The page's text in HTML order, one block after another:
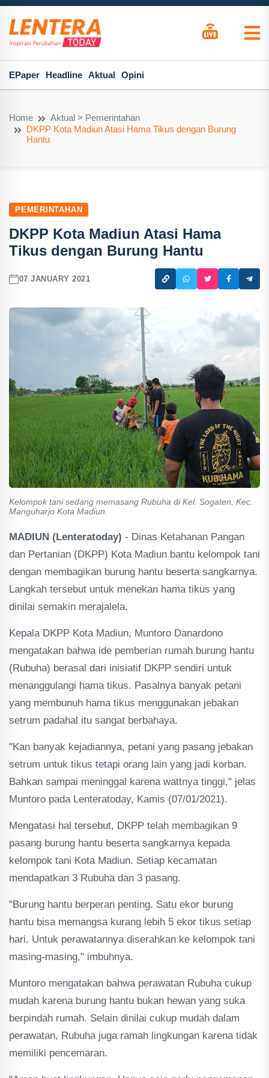
EPaper Headline Aktual Opini
Home
Aktual > Pemerintahan
DKPP Kota Madiun Atasi Hama Tikus dengan Burung
Hantu
PEMERINTAHAN
DKPP Kota Madiun Atasi Hama
Tikus dengan Burung Hantu
07 JANUARY 2021
Kelompok tani sedang memasang Rubuha di Kel. Sogaten, Kec.
Manguharjo Kota Madiun.
MADIUN (Lenteratoday) - Dinas Ketahanan Pangan
dan Pertanian (DKPP) Kota Madiun bantu kelompok tani
dengan membagikan burung hantu beserta sangkarnya.
Langkah tersebut untuk menekan hama tikus yang
dinilai semakin merajalela.
Kepala DKPP Kota Madiun, Muntoro Danardono
mengatakan bahwa ide pemberian rumah burung hantu
(Rubuha) berasal dari inisiatif DKPP sendiri untuk
menanggulangi hama tikus. Pasalnya banyak petani
yang membunuh hama tikus menggunakan jebakan
setrum padahal itu sangat berbahaya.
"Kan banyak kejadiannya, petani yang pasang jebakan
setrum untuk tikus tetapi orang lain yang jadi korban.
Bahkan sampai meninggal karena wattnya tinggi," jelas
Muntoro pada Lenteratoday, Kamis (07/01/2021).
Mengatasi hal tersebut, DKPP telah membagikan 9
pasang burung hantu beserta sangkarnya kepada
kelompok tani Kota Madiun. Setiap kecamatan
mendapatkan 3 Rubuha dan 3 pasang.
"Burung hantu berperan penting. Satu ekor burung
hantu bisa memangsa kurang lebih 5 ekor tikus setiap
hari. Untuk perawatannya diserahkan ke kelompok tani
masing-masing," imbuhnya.
Muntoro mengatakan bahwa perawatan Rubuha cukup
mudah karena burung hantu bukan hewan yang suka
berpindah rumah. Selain dinilai cukup mudah dalam
perawatan, Rubuha juga ramah lingkungan karena tidak
memiliki pencemaran.